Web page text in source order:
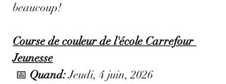
beaucoup!
Course de couleur de l'école Carrefour
Jeunesse
📅 Quand: Jeudi, 4 juin, 2026